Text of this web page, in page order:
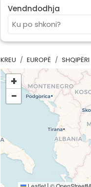
Vendndodhja
KREU EUROPË SHQIPËRI
+
−